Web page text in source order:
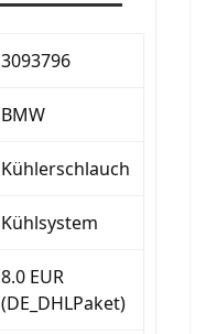
3093796
BMW
Kühlerschlauch
Kühlsystem
8.0 EUR
(DE_DHLPaket)